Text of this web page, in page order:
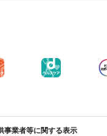
事業者等に関する表示